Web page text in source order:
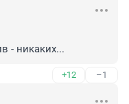
- никаких...
+12 –1